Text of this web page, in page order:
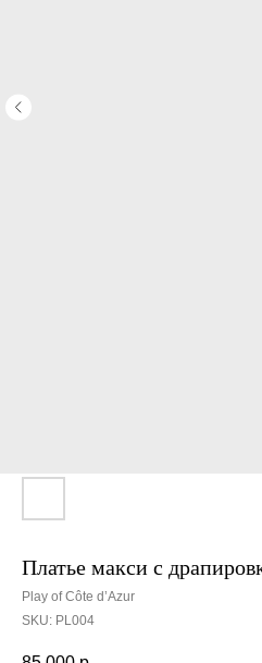
Платье макси с
Play of Côte d’Azur
SKU: PL004